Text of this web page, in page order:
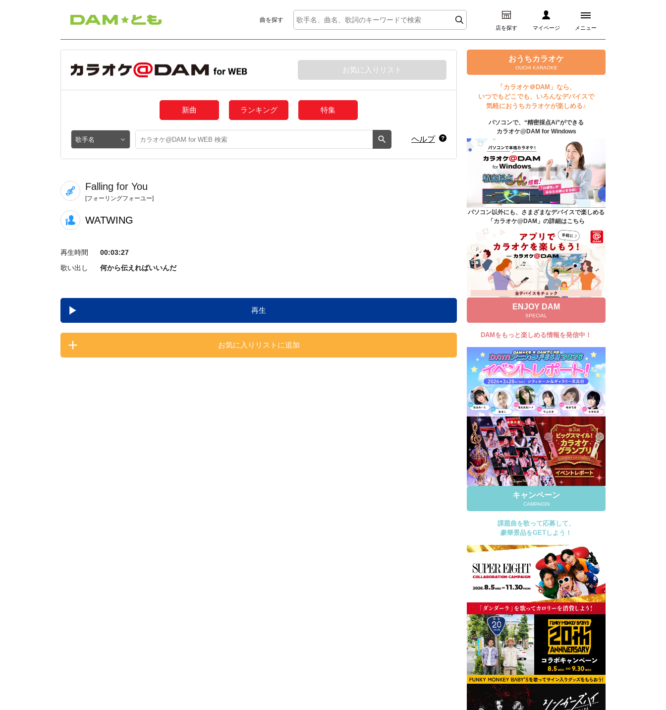
曲を探す
店を探す マイページ メニュー
ログイン
マイページ
プレミアムサービス
DAM★とも動画
DAM★とも録音
カラオケ＠DAM
ユーザー検索
キャンペーン
よくあるご質問
DAMの新曲・ランキングなど
カラオケ最新情報をチェック！
自宅でカラオケ歌い放題！
家族や友達と一緒に！練習にも！
お気に入りリスト
新曲 ランキング 特集
ヘルプ
Falling for You
[フォーリングフォーユー]
WATWING
再生時間
00:03:27
歌い出し
何から伝えればいいんだ
再生
お気に入りリストに追加
おうちカラオケ
OUCHI KARAOKE
「カラオケ＠DAM」なら、
いつでもどこでも、いろんなデバイスで
気軽におうちカラオケが楽しめる♪
パソコンで、“精密採点Ai”ができる
カラオケ@DAM for Windows
パソコン以外にも、さまざまなデバイスで楽しめる
「カラオケ@DAM」の詳細はこちら
ENJOY DAM
SPECIAL
DAMをもっと楽しめる情報を発信中！
キャンペーン
CAMPAIGN
課題曲を歌って応募して、
豪華景品をGETしよう！